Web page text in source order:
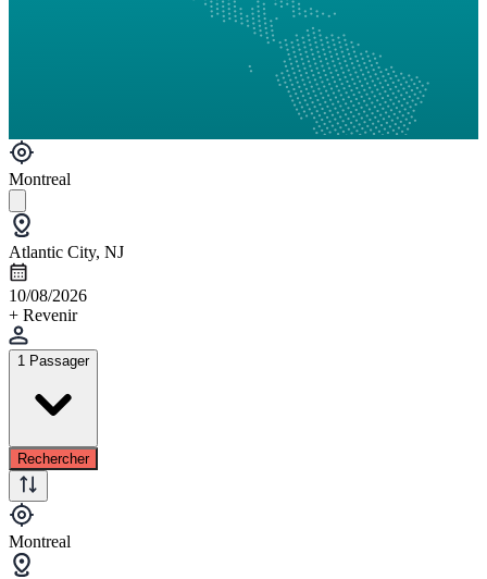
Montreal
Atlantic City, NJ
10/08/2026
+ Revenir
1 Passager
Rechercher
Montreal